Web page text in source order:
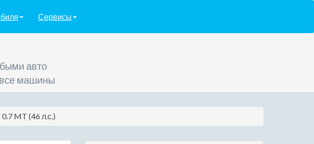
Сервисы
авто
машины
MT (46 л.с.)